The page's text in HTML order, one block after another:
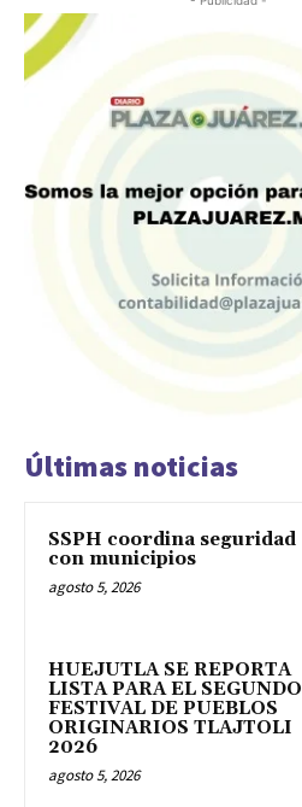
Últimas noticias
SSPH coordina seguridad
con municipios
agosto 5, 2026
HUEJUTLA SE REPORTA
LISTA PARA EL SEGUNDO
FESTIVAL DE PUEBLOS
ORIGINARIOS TLAJTOLI
2026
agosto 5, 2026